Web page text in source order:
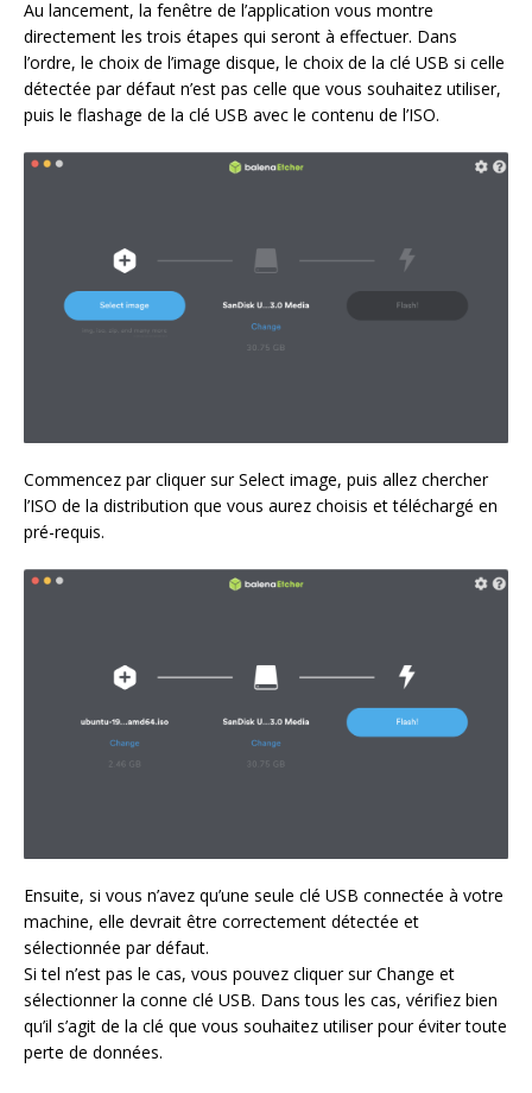
Au lancement, la fenêtre de l’application vous montre
directement les trois étapes qui seront à effectuer. Dans
l’ordre, le choix de l’image disque, le choix de la clé USB si celle
détectée par défaut n’est pas celle que vous souhaitez utiliser,
puis le flashage de la clé USB avec le contenu de l’ISO.
Commencez par cliquer sur Select image, puis allez chercher
l’ISO de la distribution que vous aurez choisis et téléchargé en
pré-requis.
Ensuite, si vous n’avez qu’une seule clé USB connectée à votre
machine, elle devrait être correctement détectée et
sélectionnée par défaut.
Si tel n’est pas le cas, vous pouvez cliquer sur Change et
sélectionner la conne clé USB. Dans tous les cas, vérifiez bien
qu’il s’agit de la clé que vous souhaitez utiliser pour éviter toute
perte de données.